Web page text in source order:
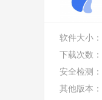
软件大小：
下载次数：
安全检测：
其他版本：